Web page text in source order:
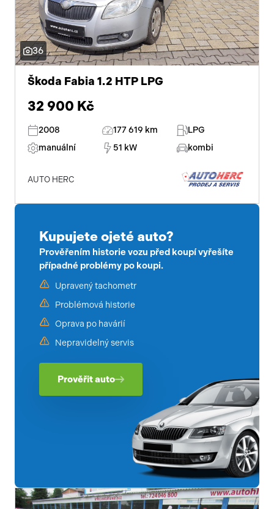
36
Škoda Fabia 1.2 HTP LPG
32 900 Kč
2008 177 619 km
LPG
manuální
51 kW kombi
AUTO HERC
Kupujete ojeté auto?
Prověřením historie vozu před koupí vyřešíte
případné problémy po koupi.
Upravený tachometr
Problémová historie
Oprava po havárií
Nepravidelný servis
Prověřit auto